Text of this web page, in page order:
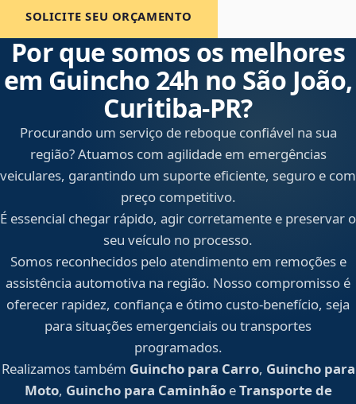
SOLICITE SEU ORÇAMENTO
Por que somos os melhores
em Guincho 24h no São João,
Curitiba‑PR?
Procurando um serviço de reboque confiável na sua
região? Atuamos com agilidade em emergências
veiculares, garantindo um suporte eficiente, seguro e com
preço competitivo.
É essencial chegar rápido, agir corretamente e preservar o
seu veículo no processo.
Somos reconhecidos pelo atendimento em remoções e
assistência automotiva na região. Nosso compromisso é
oferecer rapidez, confiança e ótimo custo-benefício, seja
para situações emergenciais ou transportes
programados.
Realizamos também Guincho para Carro, Guincho para
Moto, Guincho para CaminhãoeTransporte de